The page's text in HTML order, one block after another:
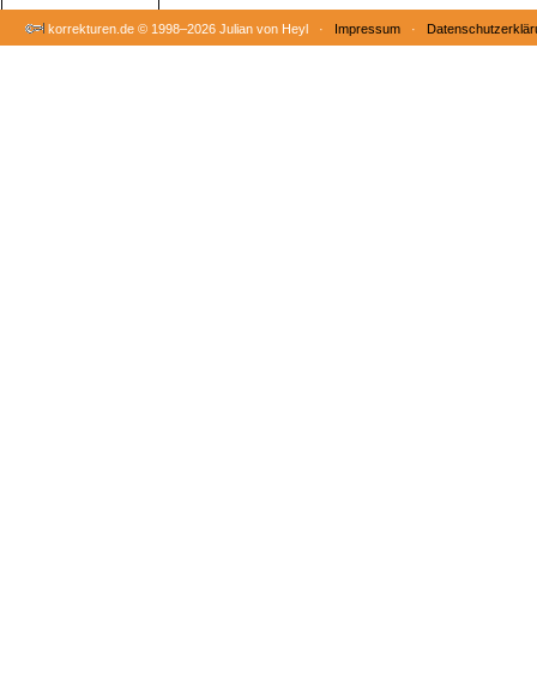
korrekturen.de © 1998–2026 Julian von Heyl · Impressum ·